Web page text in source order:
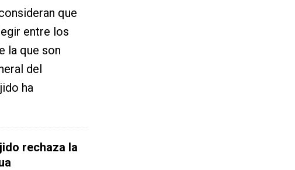
que
entre los
la que son
del
ha
rechaza la